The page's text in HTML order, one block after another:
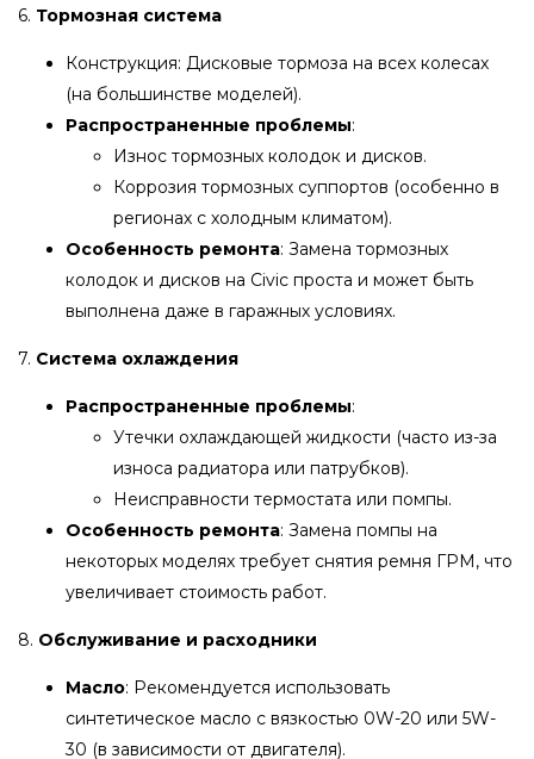
6. Тормозная система
Конструкция: Дисковые тормоза на всех колесах
(на большинстве моделей).
Распространенные проблемы:
Износ тормозных колодок и дисков.
Коррозия тормозных суппортов (особенно в
регионах с холодным климатом).
Особенность ремонта: Замена тормозных
колодок и дисков на Civic проста и может быть
выполнена даже в гаражных условиях.
7. Система охлаждения
Распространенные проблемы:
Утечки охлаждающей жидкости (часто из-за
износа радиатора или патрубков).
Неисправности термостата или помпы.
Особенность ремонта: Замена помпы на
некоторых моделях требует снятия ремня ГРМ, что
увеличивает стоимость работ.
8. Обслуживание и расходники
Масло: Рекомендуется использовать
синтетическое масло с вязкостью 0W-20 или 5W-
30 (в зависимости от двигателя).